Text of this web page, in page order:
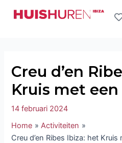
naar
Creu d’en
Kruis met een
14 februari 2024
Home
Activiteiten
Creu d’en Ribes Ibiza: het Kruis
navigatie